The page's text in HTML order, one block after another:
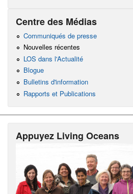
Centre des Médias
Communiqués de presse
Nouvelles récentes
LOS dans l'Actualité
Blogue
Bulletins d'information
Rapports et Publications
Appuyez Living Oceans